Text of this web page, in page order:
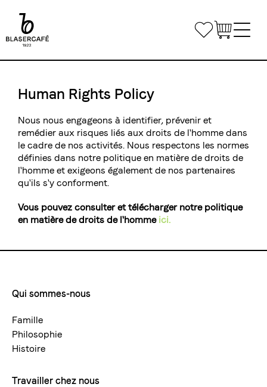
contenu
principal
Bookmarks
navigation
Petites entreprises & bureau à domicile
Moyenne et grande entreprise
Gastronomie
Café & Machines
Nous contacter
Tours de livraison gastronomie
Matériel d'événement
Solutions personnalisées
Label privé
Catering aérien
Formation café
La torréfaction bernoise
Blasercafé
Rösterei Kaffee und Bar
Blaser Trading
© 2026 Blasercafé AG
Human Rights Policy
Nous nous engageons à identifier, prévenir et
remédier aux risques liés aux droits de l'homme dans
le cadre de nos activités. Nous respectons les normes
définies dans notre politique en matière de droits de
l'homme et exigeons également de nos partenaires
qu'ils s'y conforment.
Vous pouvez consulter et télécharger notre politique
en matière de droits de l'homme ici.
Footermenue-
neu
Qui sommes-nous
Famille
Philosophie
Histoire
Travailler chez nous